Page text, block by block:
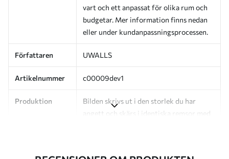
vart och ett anpassat för olika rum och
budgetar. Mer information finns nedan
eller under kundanpassningsprocessen.
Författaren UWALLS
Artikelnummer c00009dev1
Produktion
Bilden skrivs ut i den storlek du har
angett och skärs i identiska remsor med